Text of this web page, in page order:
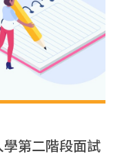
第二階段面試